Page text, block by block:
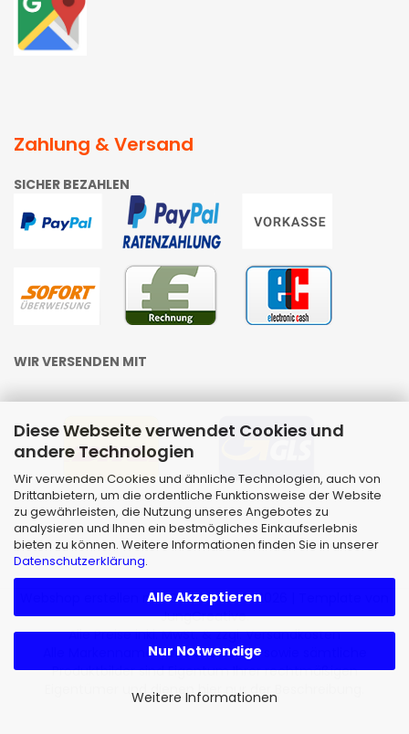
Diese Webseite verwendet Cookies und
andere Technologien
Wir verwenden Cookies und ähnliche Technologien, auch von
Drittanbietern, um die ordentliche Funktionsweise der Website
zu gewährleisten, die Nutzung unseres Angebotes zu
analysieren und Ihnen ein bestmögliches Einkaufserlebnis
bieten zu können. Weitere Informationen finden Sie in unserer
Datenschutzerklärung.
Alle Akzeptieren
Nur Notwendige
Weitere Informationen
Zahlung & Versand
SICHER BEZAHLEN
WIR VERSENDEN MIT
mit Gambio.de © 2026 | Template von
JungCreative.
Alle Preise inkl. MwSt. & zzgl. Versandkosten
Alle Markennamen, Warenzeichen sowie sämtliche
Produktbilder sind Eigentum Ihrer rechtmäßigen
Eigentümer und dienen hier nur der Beschreibung.